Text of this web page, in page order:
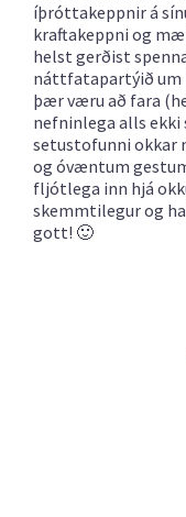
íþróttakeppnir á
kraftakeppni og
helst gerðist
náttfatapartýið um
þær væru að fara
nefninlega alls ekki
setustofunni okkar
og óvæntum
fljótlega inn hjá
skemmtilegur og
gott! 🙂